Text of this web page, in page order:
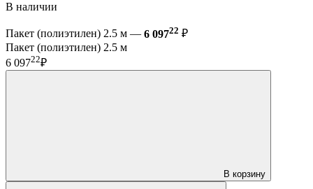
В наличии
Пакет (полиэтилен) 2.5 м — 6 09722 ₽
Пакет (полиэтилен) 2.5 м
6 09722₽
В корзину